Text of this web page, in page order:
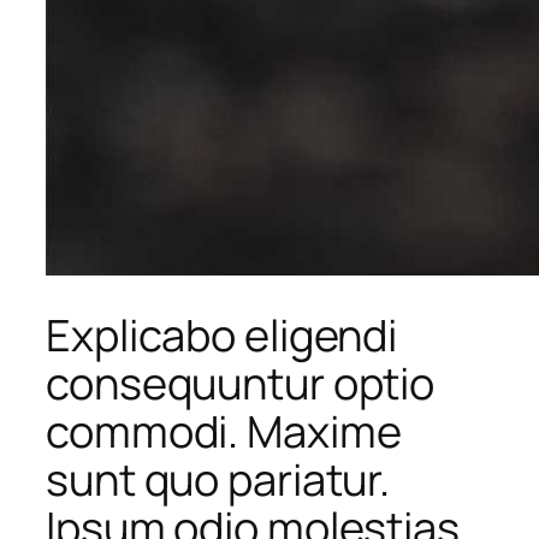
Explicabo eligendi
consequuntur optio
commodi. Maxime
sunt quo pariatur.